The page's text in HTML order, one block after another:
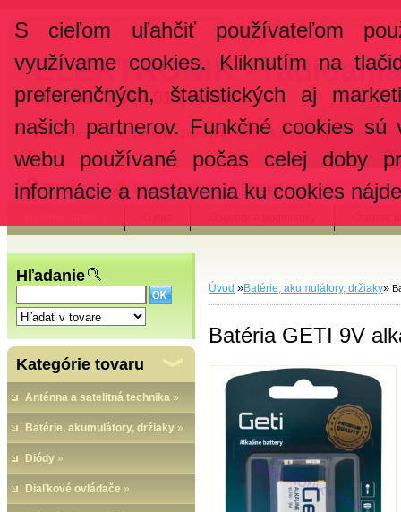
S cieľom uľahčiť používateľom
využívame cookies. Kliknutím na
preferenčných, štatistických aj
našich partnerov. Funkčné cookies sú
webu používané počas celej doby
informácie a nastavenia ku cookies
ELEKTRONIK -
Hlavná 7, 080 01 Prešov
konektory, káble, batérie, žiarovky, súčiastky, poistky, ...
Prihlásenie Nová registrácia Odstúpiť od zmluvy
Hľadanie
Kategórie tovaru
Anténna a satelitná technika »
Batérie, akumulátory, držiaky »
Diódy »
Diaľkové ovládače »
Úvod »Batérie, akumulátory, držiaky»
Batéria GETI 9V